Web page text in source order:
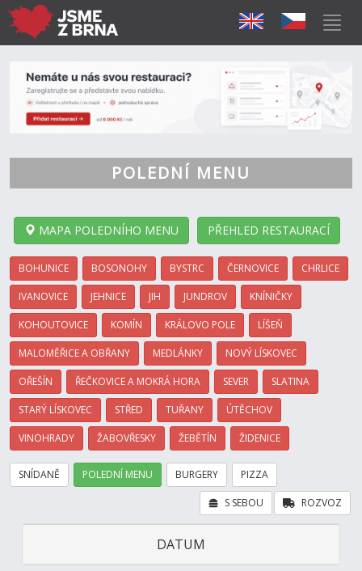
POLEDNÍ MENU
MAPA POLEDNÍHO MENU PŘEHLED RESTAURACÍ
BOHUNICE BOSONOHY BYSTRC ČERNOVICE CHRLICE
IVANOVICE JEHNICE JIH JUNDROV KNÍNIČKY
KOHOUTOVICE KOMÍN KRÁLOVO POLE LÍŠEŇ
MALOMĚŘICE A OBŘANY MEDLÁNKY NOVÝ LÍSKOVEC
OŘEŠÍN ŘEČKOVICE A MOKRÁ HORA SEVER SLATINA
STARÝ LÍSKOVEC STŘED TUŘANY ÚTĚCHOV
VINOHRADY ŽABOVŘESKY ŽEBĚTÍN ŽIDENICE
SNÍDANĚ POLEDNÍ MENU BURGERY PIZZA
ROZVOZ
S SEBOU
DATUM